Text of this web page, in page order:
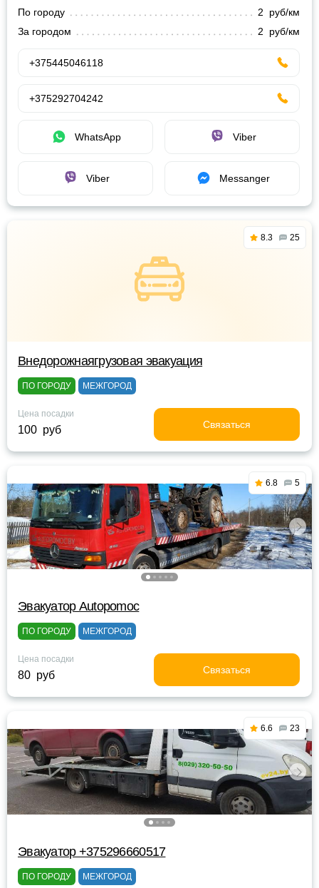
По городу
2 руб/км
За городом
2 руб/км
+375445046118
+375292704242
WhatsApp Viber
Viber Messanger
8.3 25
Внедорожнаягрузовая эвакуация
ПО ГОРОДУ МЕЖГОРОД
Цена посадки
100 руб Связаться
6.8 5
Эвакуатор Autopomoc
ПО ГОРОДУ МЕЖГОРОД
Цена посадки
80 руб Связаться
6.6 23
Эвакуатор +375296660517
ПО ГОРОДУ МЕЖГОРОД